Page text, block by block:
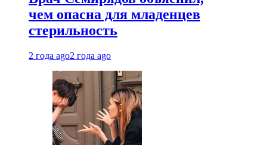
чем опасна для младенцев
стерильность
2 года ago2 года ago